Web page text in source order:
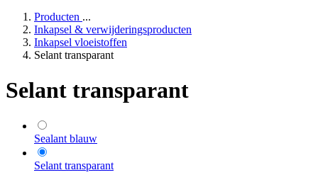
Producten ...
Inkapsel & verwijderingsproducten
Inkapsel vloeistoffen
Selant transparant
Selant transparant
Sealant blauw
Selant transparant